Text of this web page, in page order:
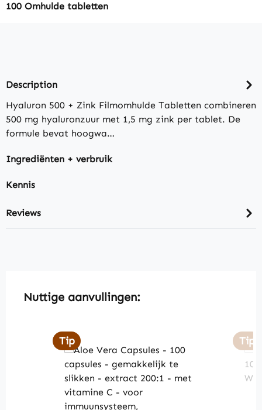
100 Omhulde tabletten
Description
Hyaluron 500 + Zink Filmomhulde Tabletten combineren
500 mg hyaluronzuur met 1,5 mg zink per tablet. De
formule bevat hoogwa…
Ingrediënten + verbruik
Kennis
Reviews
Skip product gallery
Nuttige aanvullingen:
Tip Tip